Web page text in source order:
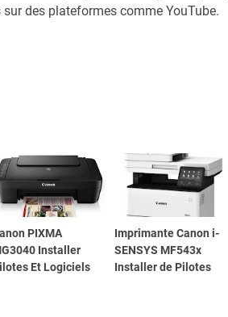
des plateformes comme YouTube.
PIXMA
Installer
Et Logiciels
Imprimante Canon i-
SENSYS MF543x
Installer de Pilotes